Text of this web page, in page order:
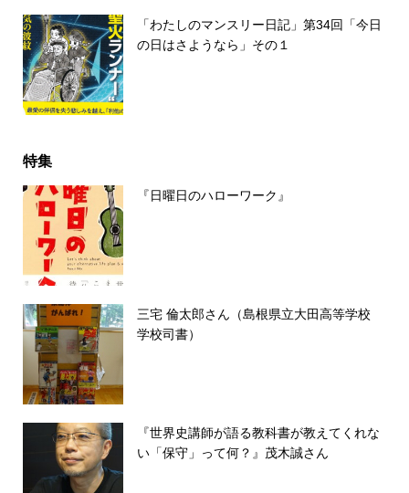
「わたしのマンスリー日記」第34回「今日
の日はさようなら」その１
特集
『日曜日のハローワーク』
三宅 倫太郎さん（島根県立大田高等学校
学校司書）
『世界史講師が語る教科書が教えてくれな
い「保守」って何？』茂木誠さん